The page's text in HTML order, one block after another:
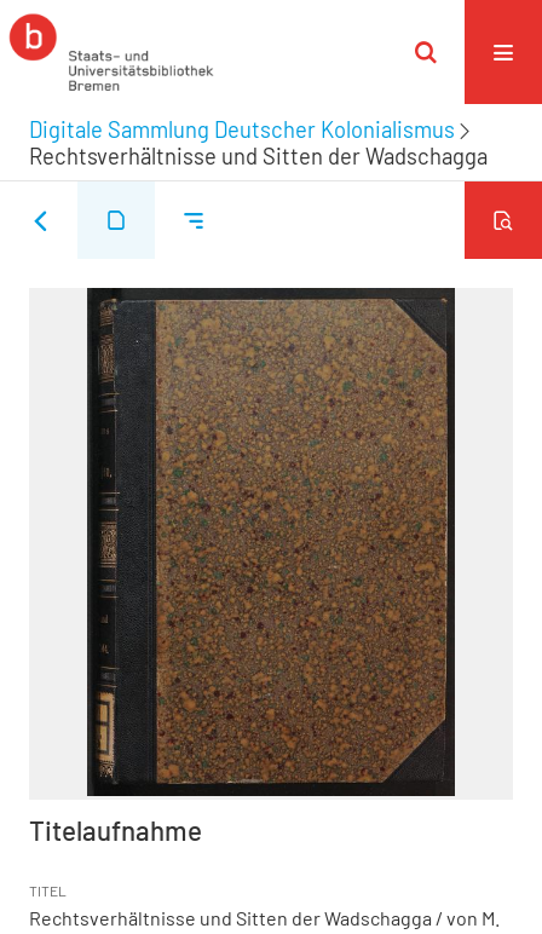
Digitale Sammlung Deutscher Kolonialismus
Rechtsverhältnisse und Sitten der Wadschagga
Titelaufnahme
TITEL
Rechtsverhältnisse und Sitten der Wadschagga / von M.